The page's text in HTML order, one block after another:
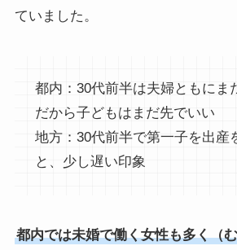
ていました。
都内：30代前半は夫婦ともにま
だから子どもはまだ先でいい
地方：30代前半で第一子を出産
と、少し遅い印象
都内では未婚で働く女性も多く（